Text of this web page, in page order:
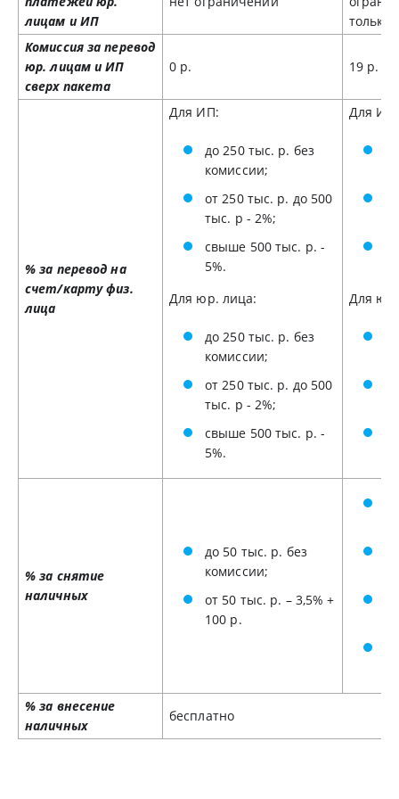
лицам и ИП
только
Комиссия за перевод
юр. лицам и ИП
сверх пакета
0 р. 19 р.
% за перевод на
счет/карту физ.
лица
Для ИП:
до 250 тыс. р. без
комиссии;
от 250 тыс. р. до 500
тыс. р - 2%;
свыше 500 тыс. р. -
5%.
Для юр. лица:
до 250 тыс. р. без
комиссии;
от 250 тыс. р. до 500
тыс. р - 2%;
свыше 500 тыс. р. -
5%.
Для ИП:
Для
% за снятие
наличных
до 50 тыс. р. без
комиссии;
от 50 тыс. р. – 3,5% +
100 р.
% за внесение
наличных
бесплатно